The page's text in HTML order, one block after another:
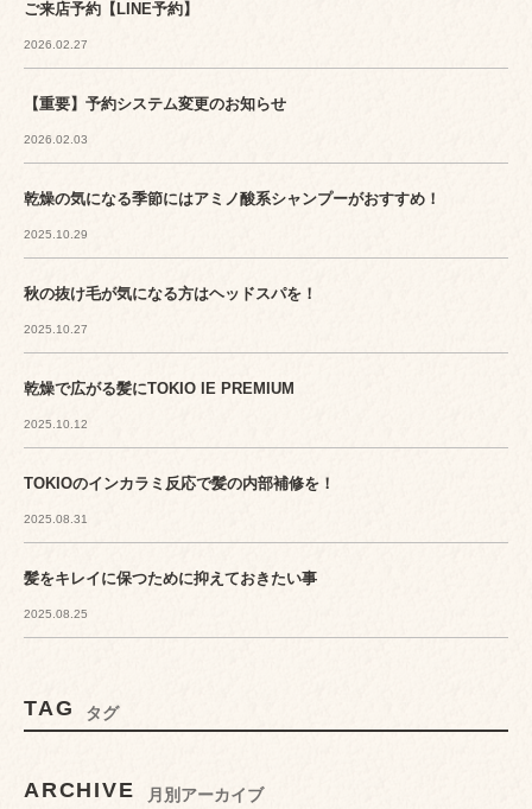
ご来店予約【LINE予約】
2026.02.27
【重要】予約システム変更のお知らせ
2026.02.03
乾燥の気になる季節にはアミノ酸系シャンプーがおすすめ！
2025.10.29
秋の抜け毛が気になる方はヘッドスパを！
2025.10.27
乾燥で広がる髪にTOKIO IE PREMIUM
2025.10.12
TOKIOのインカラミ反応で髪の内部補修を！
2025.08.31
髪をキレイに保つために抑えておきたい事
2025.08.25
TAG タグ
ARCHIVE 月別アーカイブ